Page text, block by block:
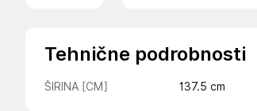
Tehnične podrobnosti
ŠIRINA [CM] 137.5 cm